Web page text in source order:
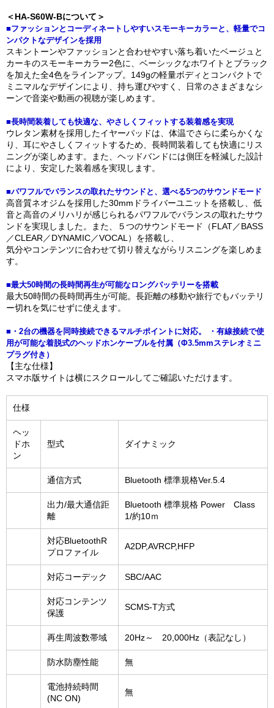
＜HA-S60W-Bについて＞
■ファッションとコーディネートしやすいスモーキーカラーと、軽量でコ
ンパクトなデザインを採用
スキントーンやファッションと合わせやすい落ち着いたベージュと
カーキのスモーキーカラー2色に、ベーシックなホワイトとブラック
を加えた全4色をラインアップ。149gの軽量ボディとコンパクトで
ミニマルなデザインにより、持ち運びやすく、日常のさまざまなシ
ーンで音楽や動画の視聴が楽しめます。
■長時間装着しても快適な、やさしくフィットする装着感を実現
ウレタン素材を採用したイヤーパッドは、体温でさらに柔らかくな
り、耳にやさしくフィットするため、長時間装着しても快適にリス
ニングが楽しめます。また、ヘッドバンドには側圧を軽減した設計
により、安定した装着感を実現します。
■パワフルでバランスの取れたサウンドと、選べる5つのサウンドモード
高音質ネオジムを採用した30mmドライバーユニットを搭載し、低
音と高音のメリハリが感じられるパワフルでバランスの取れたサウ
ンドを実現しました。また、５つのサウンドモード（FLAT／BASS
／CLEAR／DYNAMIC／VOCAL）を搭載し、
気分やコンテンツに合わせて切り替えながらリスニングを楽しめま
す。
■最大50時間の長時間再生が可能なロングバッテリーを搭載
最大50時間の長時間再生が可能。長距離の移動や旅行でもバッテリ
ー切れを気にせずに使えます。
■・2台の機器を同時接続できるマルチポイントに対応。 ・有線接続で使
用が可能な着脱式のヘッドホンケーブルを付属（Φ3.5mmステレオミニ
プラグ付き）
【主な仕様】
スマホ版サイトは横にスクロールしてご確認いただけます。
仕様
ヘッ
ドホ
ン
型式 ダイナミック
通信方式 Bluetooth 標準規格Ver.5.4
出力/最大通信距
離
Bluetooth 標準規格 Power Class
1/約10ｍ
対応BluetoothR
プロファイル
A2DP,AVRCP,HFP
対応コーデック SBC/AAC
対応コンテンツ
保護
SCMS-T方式
再生周波数帯域 20Hz～ 20,000Hz（表記なし）
防水防塵性能 無
電池持続時間
(NC ON)
無